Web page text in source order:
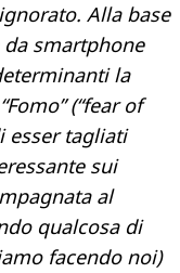
Alla base
da smartphone
la
(“fear of
esser tagliati
sui
al
qualcosa di
facendo noi)